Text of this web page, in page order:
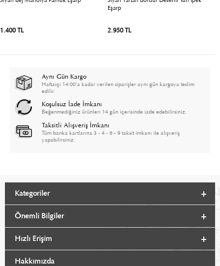
1.400 TL
Eşarp
2.950 TL
Aynı Gün Kargo
Haftaiçi 14:00'a kadar verilen siparişler aynı gün kargoya teslim
edilir.
Koşulsuz İade İmkanı
Beğenmediğiniz ürünleri 14 gün içerisinde iade edebilirsiniz.
Taksitli Alışveriş İmkanı
Tüm banka kartlarına 3 - 4 - 6 - 9 taksit imkanı ile alışveriş
yapabilirsiniz.
Kategoriler
Önemli Bilgiler
Hızlı Erişim
Hakkımızda